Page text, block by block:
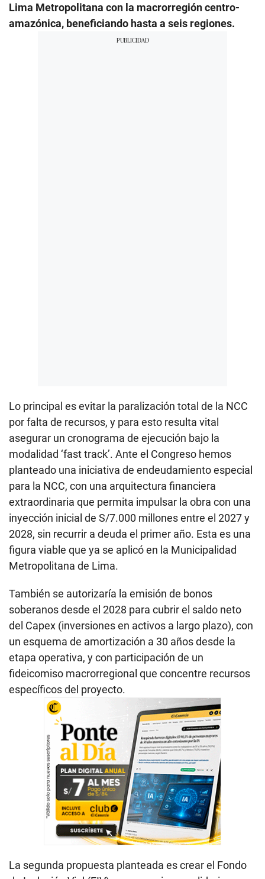
Lima Metropolitana con la macrorregión centro-
amazónica, beneficiando hasta a seis regiones.
Lo principal es evitar la paralización total de la NCC
por falta de recursos, y para esto resulta vital
asegurar un cronograma de ejecución bajo la
modalidad ‘fast track’. Ante el Congreso hemos
planteado una iniciativa de endeudamiento especial
para la NCC, con una arquitectura financiera
extraordinaria que permita impulsar la obra con una
inyección inicial de S/7.000 millones entre el 2027 y
2028, sin recurrir a deuda el primer año. Esta es una
figura viable que ya se aplicó en la Municipalidad
Metropolitana de Lima.
También se autorizaría la emisión de bonos
soberanos desde el 2028 para cubrir el saldo neto
del Capex (inversiones en activos a largo plazo), con
un esquema de amortización a 30 años desde la
etapa operativa, y con participación de un
fideicomiso macrorregional que concentre recursos
específicos del proyecto.
La segunda propuesta planteada es crear el Fondo